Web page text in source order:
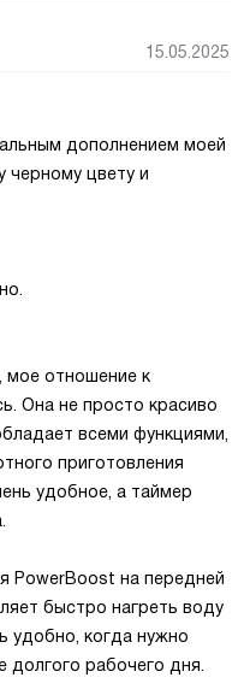
15.05.2025
дополнением моей
черному цвету и
мое отношение к
Она не просто красиво
всеми функциями,
приготовления
удобное, а таймер
PowerBoost на передней
быстро нагреть воду
удобно, когда нужно
долгого рабочего дня.